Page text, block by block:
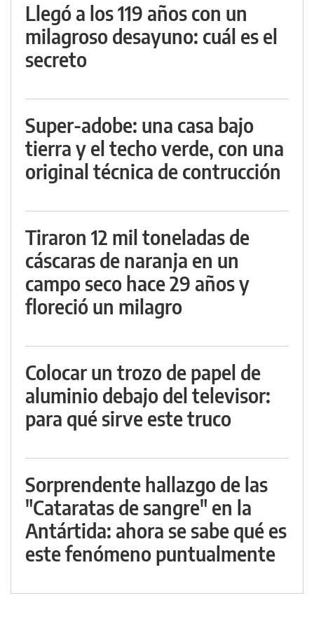
Llegó a los 119 años con un
milagroso desayuno: cuál es el
secreto
Super-adobe: una casa bajo
tierra y el techo verde, con una
original técnica de contrucción
Tiraron 12 mil toneladas de
cáscaras de naranja en un
campo seco hace 29 años y
floreció un milagro
Colocar un trozo de papel de
aluminio debajo del televisor:
para qué sirve este truco
Sorprendente hallazgo de las
"Cataratas de sangre" en la
Antártida: ahora se sabe qué es
este fenómeno puntualmente